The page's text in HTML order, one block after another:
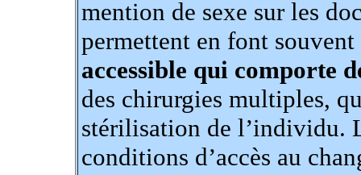
mention de sexe sur les
permettent en font
accessible qui comporte
des chirurgies multiples,
stérilisation de l’individu.
conditions d’accès au